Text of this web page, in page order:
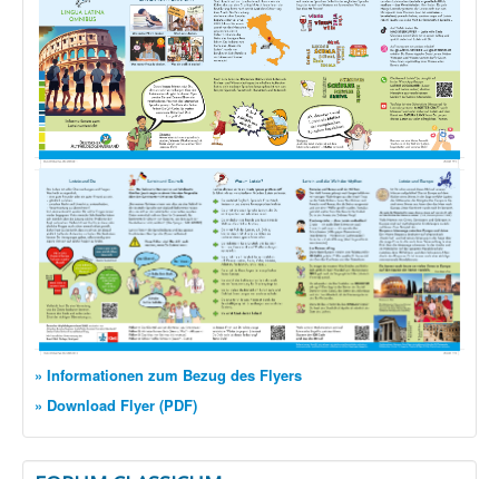
» Informationen zum Bezug des Flyers
» Download Flyer (PDF)